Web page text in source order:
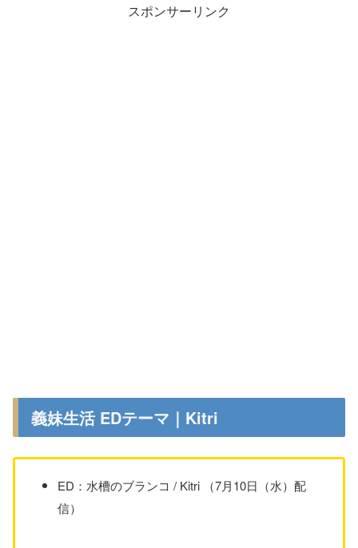
スポンサーリンク
義妹生活 EDテーマ｜Kitri
ED：水槽のブランコ / Kitri （7月10日（水）配
信）